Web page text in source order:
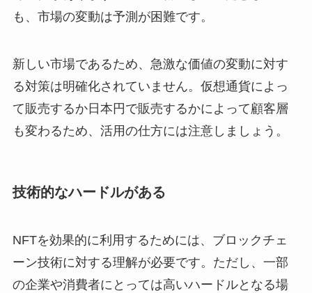
も、市場の変動は予測が困難です。
新しい市場であるため、急激な価値の変動に対す
る対策は明確化されていません。仮想通貨によっ
て販売するか日本円で販売するかによって顧客層
も変わるため、活用の仕方には注意しましょう。
技術的なハードルがある
NFTを効果的に利用するためには、ブロックチェ
ーン技術に対する理解が必要です。ただし、一部
の企業や消費者にとっては高いハードルとなる場